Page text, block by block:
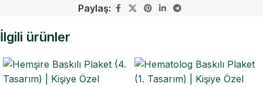
Paylaş:
İlgili ürünler